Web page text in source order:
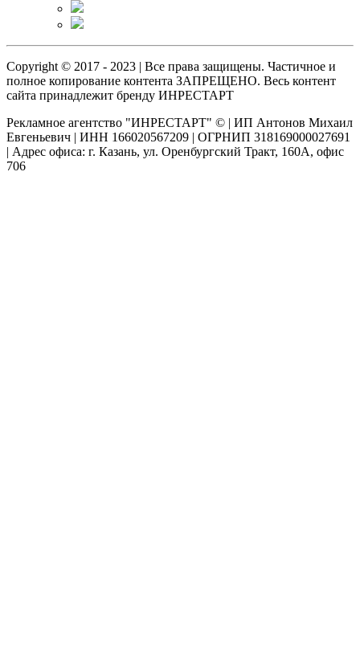
Copyright © 2017 - 2023 | Все права защищены. Частичное и
полное копирование контента ЗАПРЕЩЕНО. Весь контент
сайта принадлежит бренду ИНРЕСТАРТ
Рекламное агентство "ИНРЕСТАРТ" © | ИП Антонов Михаил
Евгеньевич | ИНН 166020567209 | ОГРНИП 318169000027691
| Адрес офиса: г. Казань, ул. Оренбургский Тракт, 160А, офис
706